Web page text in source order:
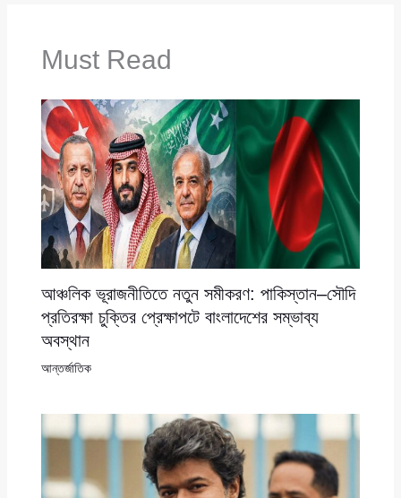
Must Read
আঞ্চলিক ভূরাজনীতিতে নতুন সমীকরণ: পাকিস্তান–সৌদি
প্রতিরক্ষা চুক্তির প্রেক্ষাপটে বাংলাদেশের সম্ভাব্য
অবস্থান
আন্তর্জাতিক